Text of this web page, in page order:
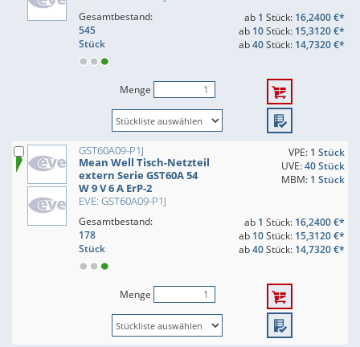
Gesamtbestand:
545
Stück
ab 1 Stück: 16,2400 €*
ab 10Stück: 15,3120 €*
ab40Stück: 14,7320 €*
Menge
GST60A09-P1J
Mean Well Tisch-Netzteil
extern Serie GST60A 54
W 9 V 6 A ErP-2
EVE: GST60A09-P1J
VPE: 1 Stück
UVE:40 Stück
MBM: 1 Stück
Gesamtbestand:
178
Stück
ab 1 Stück: 16,2400 €*
ab 10Stück: 15,3120 €*
ab40Stück: 14,7320 €*
Menge